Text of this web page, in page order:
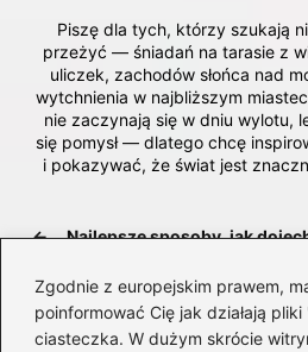
Zgodnie z europejskim prawem,
poinformować Cię jak działają
ciasteczka. W dużym skrócie
Piszę dla tych, którzy szukają
przeżyć — śniadań na tarasie z
uliczek, zachodów słońca nad
wytchnienia w najbliższym
nie zaczynają się w dniu wylotu,
się pomysł — dlatego chcę
i pokazywać, że świat jest
←
Najlepsze sposoby, jak
→
Co spakować dziecku na
niezapomniany czas?